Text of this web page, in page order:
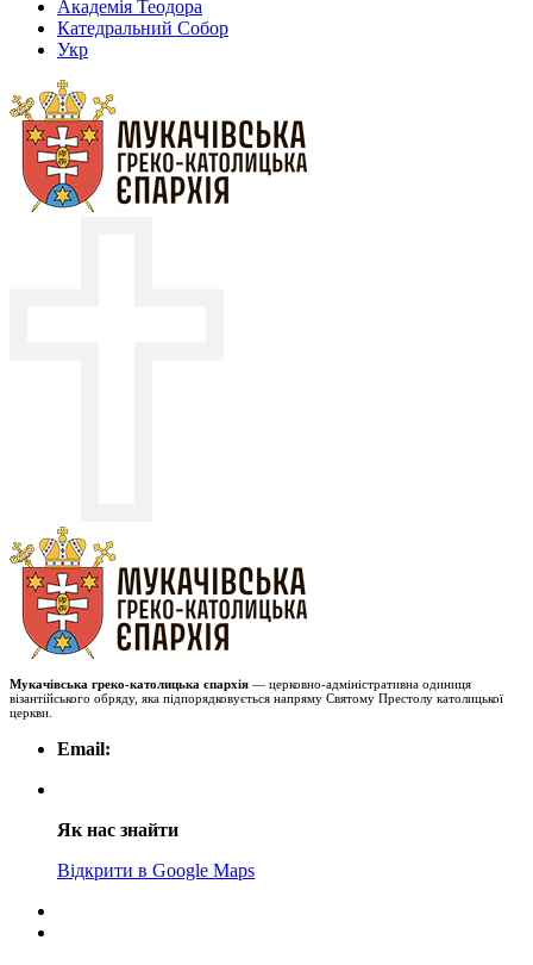
Академія Теодора
Катедральний Собор
Укр
Мукачівська греко-католицька єпархія — церковно-адміністративна одиниця
візантійського обряду, яка підпорядковується напряму Святому Престолу католицької
церкви.
Email:
Як нас знайти
Відкрити в Google Maps